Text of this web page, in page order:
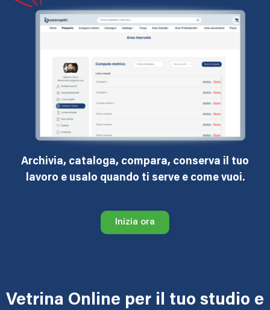
Archivia, cataloga, compara, conserva il tuo
lavoro e usalo quando ti serve e come vuoi.
Inizia ora
Vetrina Online per il tuo studio e